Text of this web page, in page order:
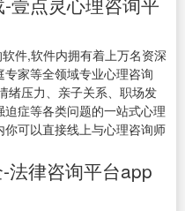
件,软件内拥有着上万名资深
家等全领域专业心理咨询
绪压力、亲子关系、职场发
症等各类问题的一站式心理
可以直接线上与心理咨询师
法律咨询平台app